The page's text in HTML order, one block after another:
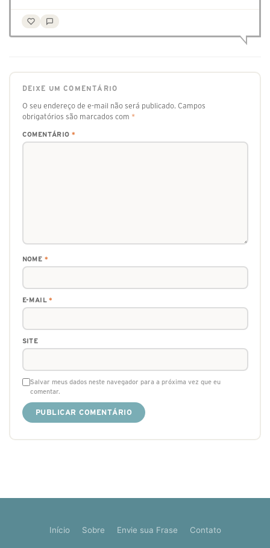
DEIXE UM COMENTÁRIO
O seu endereço de e-mail não será publicado. Campos
obrigatórios são marcados com *
COMENTÁRIO *
NOME *
E-MAIL*
SITE
Salvar meus dados neste navegador para a próxima vez que eu
comentar.
Início Sobre Envie sua Frase Contato